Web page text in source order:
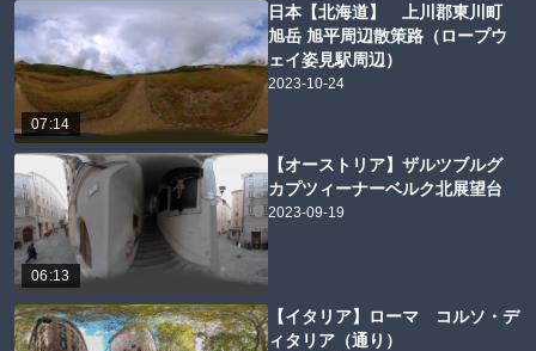
07:14
日本【北海道】 上川郡東川町
旭岳 旭平周辺散策路（ロープウ
ェイ姿見駅周辺）
2023-10-24
06:13
【オーストリア】ザルツブルグ
カプツィーナーベルク北展望台
2023-09-19
【イタリア】ローマ コルソ・デ
ィタリア（通り）